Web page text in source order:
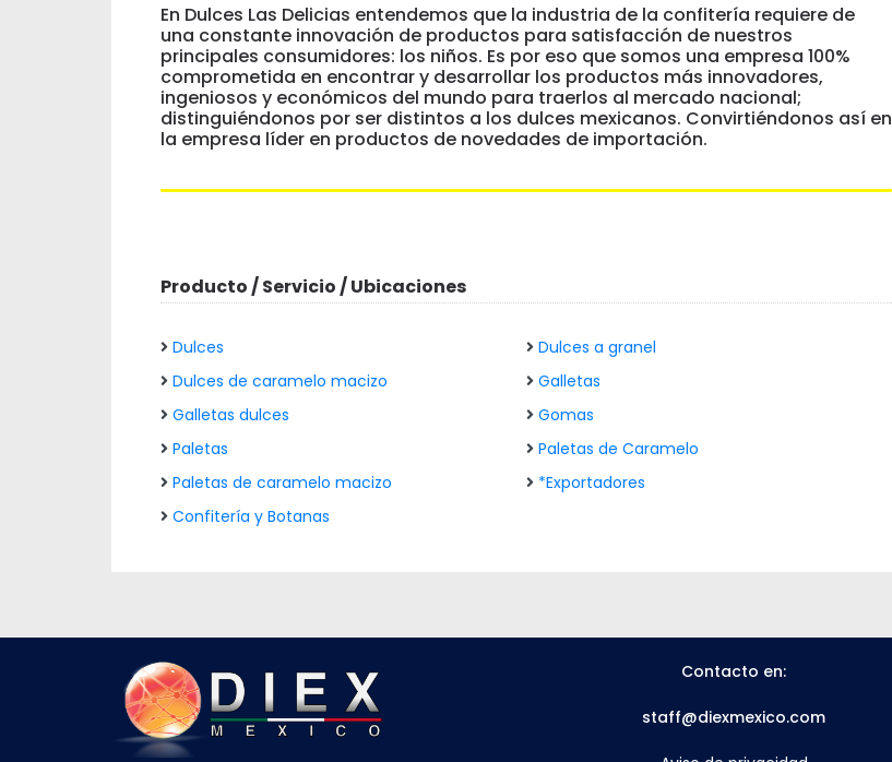
En Dulces Las Delicias entendemos que la industria de la confitería requiere de
una constante innovación de productos para satisfacción de nuestros
principales consumidores: los niños. Es por eso que somos una empresa 100%
comprometida en encontrar y desarrollar los productos más innovadores,
ingeniosos y económicos del mundo para traerlos al mercado nacional;
distinguiéndonos por ser distintos a los dulces mexicanos. Convirtiéndonos así en
la empresa líder en productos de novedades de importación.
Producto / Servicio / Ubicaciones
Dulces
Dulces a granel
Dulces de caramelo macizo
Galletas
Galletas dulces
Gomas
Paletas
Paletas de Caramelo
Paletas de caramelo macizo
*Exportadores
Confitería y Botanas
Contacto en:
staff@diexmexico.com